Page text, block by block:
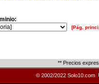
[Pág.
** Precios
© 2002/2022 Solo10.com